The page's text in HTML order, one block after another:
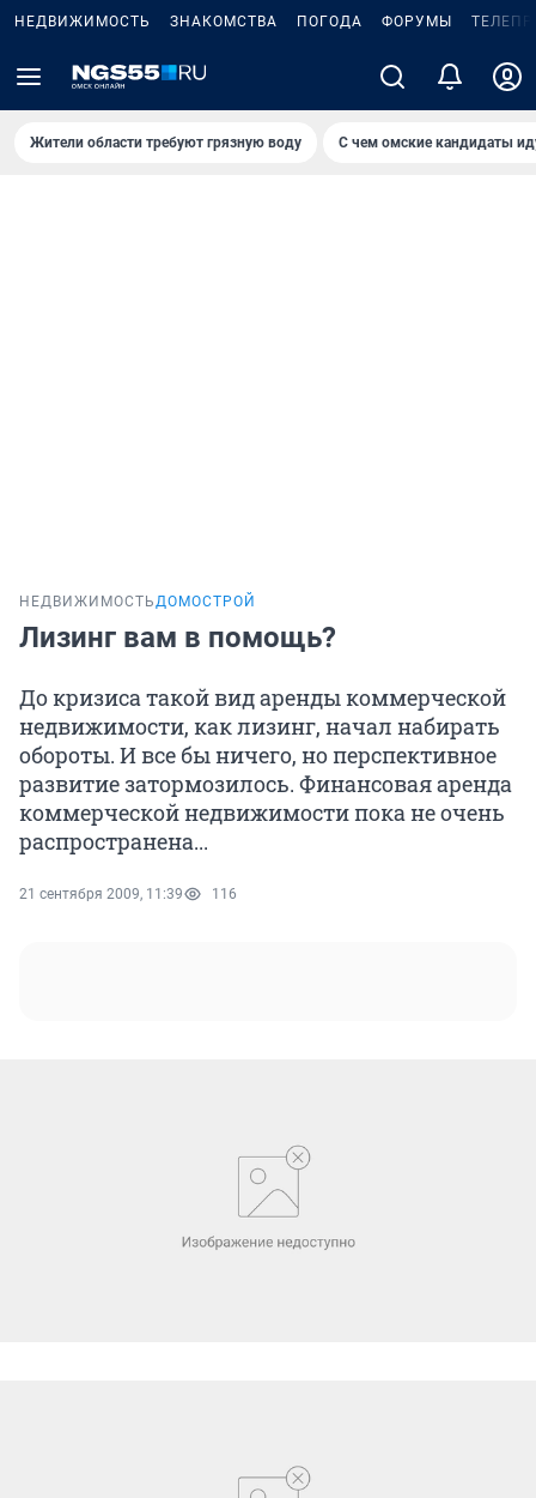
НЕДВИЖИМОСТЬ ЗНАКОМСТВА ПОГОДА ФОРУМЫ
Жители области требуют грязную воду С чем омские кандидаты
НЕДВИЖИМОСТЬДОМОСТРОЙ
Лизинг вам в помощь?
До кризиса такой вид аренды коммерческой
недвижимости, как лизинг, начал набирать
обороты. И все бы ничего, но перспективное
развитие затормозилось. Финансовая аренда
коммерческой недвижимости пока не очень
распространена...
21 сентября 2009, 11:39 116